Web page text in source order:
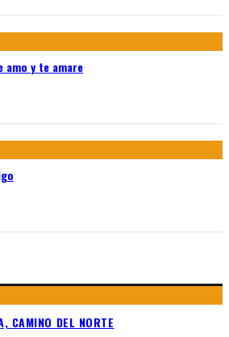
amo y te amare
CAMINO DEL NORTE